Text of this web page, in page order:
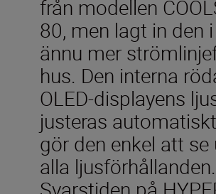
från modellen
80, men lagt in den
ännu mer
hus. Den interna
OLED-displayens
justeras
gör den enkel att se
alla ljusförhållanden.